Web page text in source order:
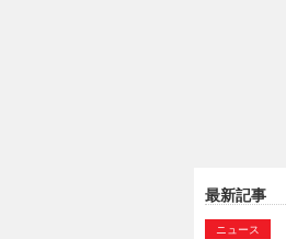
最新記事
ニュース